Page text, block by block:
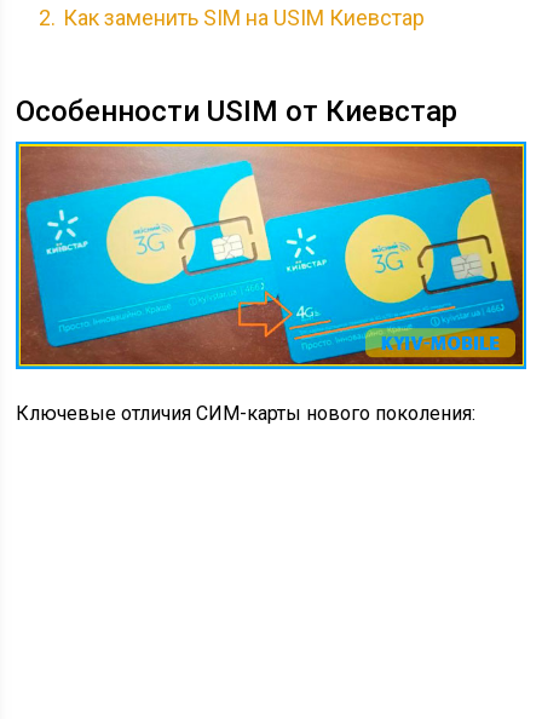
2. Как заменить SIM на USIM Киевстар
Особенности USIM от Киевстар
Ключевые отличия СИМ-карты нового поколения: